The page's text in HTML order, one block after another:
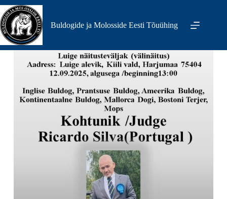
Skip
to
content
Buldogide ja Molosside Eesti Tõuühing